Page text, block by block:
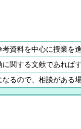
資料を中心に授業を
関する文献であれば
るので、相談がある